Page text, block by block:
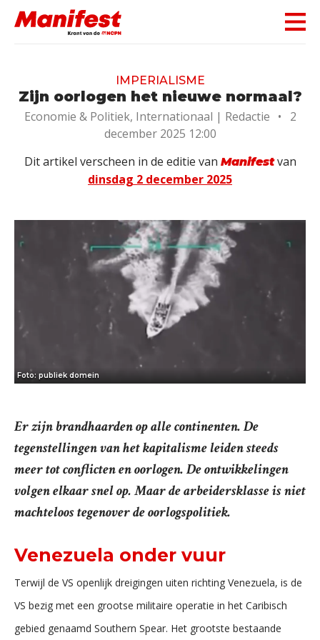
Skip navigation
IMPERIALISME
Zijn oorlogen het nieuwe normaal?
Economie & Politiek, Internationaal | Redactie •
2
december 2025 12:00
Dit artikel verscheen in de editie van Manifestvan
dinsdag 2 december 2025
Foto: publiek domein
Er zijn brandhaarden op alle continenten. De
tegenstellingen van het kapitalisme leiden steeds
meer tot conflicten en oorlogen. De ontwikkelingen
volgen elkaar snel op. Maar de arbeidersklasse is niet
machteloos tegenover de oorlogspolitiek.
Venezuela onder vuur
Terwijl de VS openlijk dreigingen uiten richting Venezuela, is de
VS bezig met een grootse militaire operatie in het Caribisch
gebied genaamd Southern Spear. Het grootste bestaande